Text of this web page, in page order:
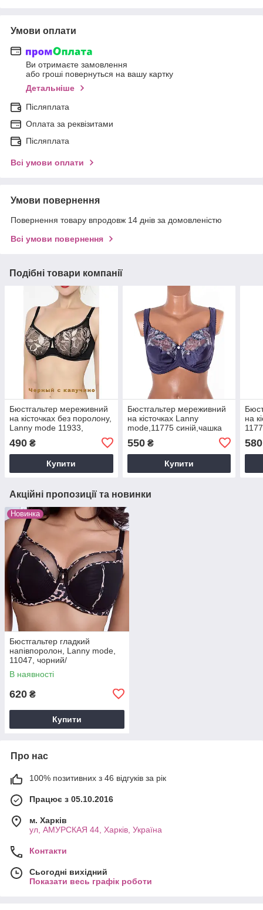
Умови оплати
Ви отримаєте замовлення
або гроші повернуться на вашу картку
Детальніше
Післяплата
Оплата за реквізитами
Післяплата
Всі умови оплати
Умови повернення
Повернення товару впродовж 14 днів за домовленістю
Всі умови повернення
Подібні товари компанії
Бюстгальтер мереживний
на кісточках без поролону,
Lanny mode 11933,
490 ₴
Купити
Бюстгальтер мереживний
на кісточках Lanny
mode,11775 синій,чашка
550₴
Купити
на
580
Акційні пропозиції та новинки
Новинка
Бюстгальтер гладкий
напівпоролон, Lanny mode,
11047, чорний/
леопард,чашка E.
В наявності
620 ₴
Купити
Про нас
100% позитивних з 46 відгуків за рік
Працює з 05.10.2016
м. Харків
ул, АМУРСКАЯ 44, Харків, Україна
Контакти
Сьогодні вихідний
Показати весь графік роботи